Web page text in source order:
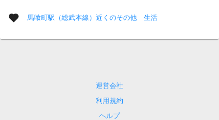
馬喰町駅（総武本線）近くのその他 生活
運営会社
利用規約
ヘルプ